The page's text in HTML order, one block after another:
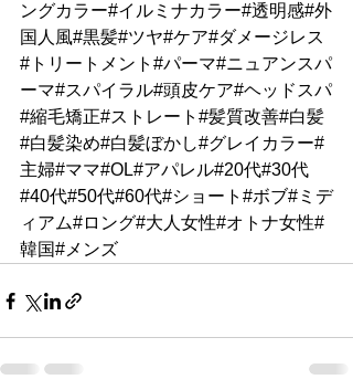
ングカラー#イルミナカラー#透明感#外
国人風#黒髪#ツヤ#ケア#ダメージレス
#トリートメント#パーマ#ニュアンスパ
ーマ#スパイラル#頭皮ケア#ヘッドスパ
#縮毛矯正#ストレート#髪質改善#白髪
#白髪染め#白髪ぼかし#グレイカラー#
主婦#ママ#OL#アパレル#20代#30代
#40代#50代#60代#ショート#ボブ#ミデ
ィアム#ロング#大人女性#オトナ女性#
韓国#メンズ